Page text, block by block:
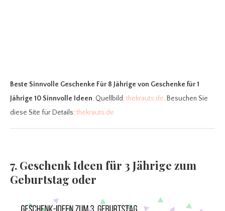
Beste Sinnvolle Geschenke Für 8 Jährige von Geschenke für 1
Jährige 10 Sinnvolle Ideen. Quellbild:thekrauts.de. Besuchen Sie
diese Site für Details:thekrauts.de
7. Geschenk Ideen für 3 Jährige zum
Geburtstag oder